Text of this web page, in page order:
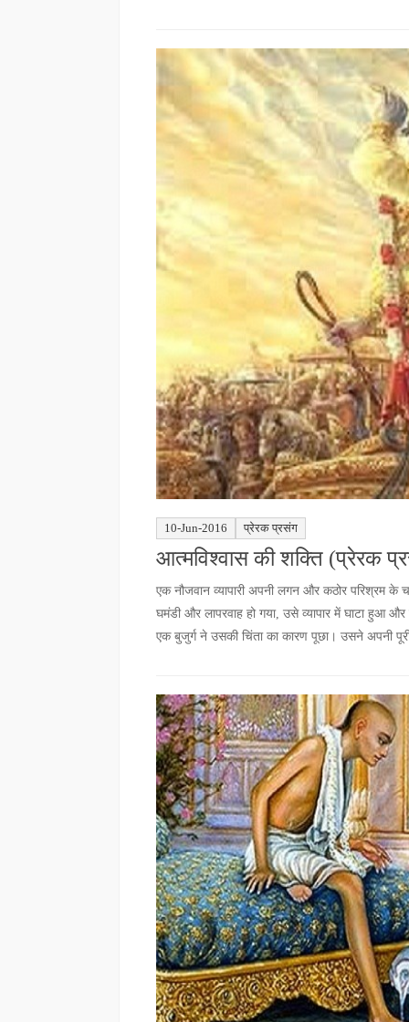
10-Jun-2016 प्रेरक प्रसंग
आत्मविश्वास की शक्ति (प्रेरक
एक नौजवान व्यापारी अपनी लगन और कठोर परिश्रम
घमंडी और लापरवाह हो गया, उसे व्यापार में घाटा हुआ
एक बुजुर्ग ने उसकी चिंता का कारण पूछा। उसने अपनी